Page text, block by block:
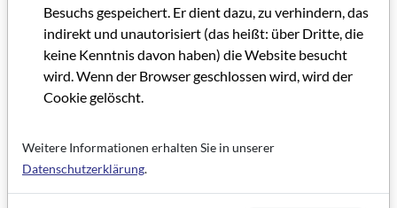
Förderung des deutschen Kinofilms in Gefahr?
Thesen zur Lehre vom bewegten Bild
The Winner is ...
Amerika muss sich öffnen
Besuchs gespeichert. Er dient dazu, zu verhindern, das
indirekt und unautorisiert (das heißt: über Dritte, die
keine Kenntnis davon haben) die Website besucht
wird. Wenn der Browser geschlossen wird, wird der
Cookie gelöscht.
Weitere Informationen erhalten Sie in unserer
Datenschutzerklärung.